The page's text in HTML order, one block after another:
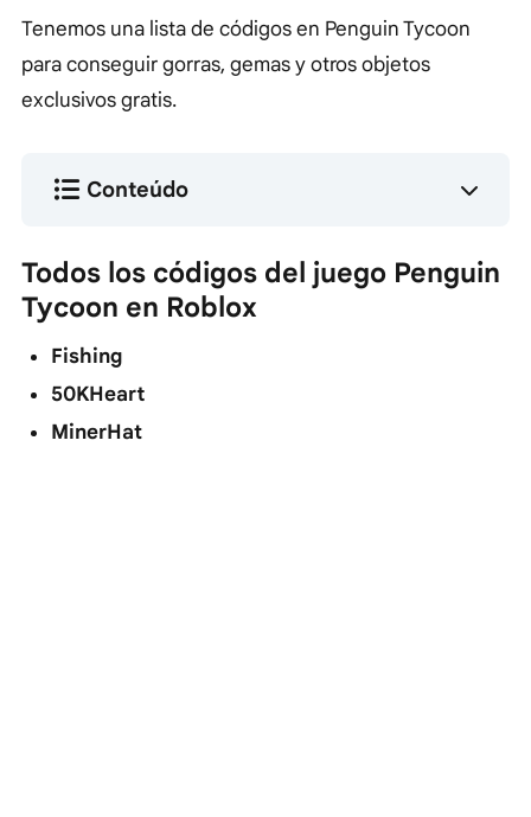
Tenemos una lista de códigos en Penguin Tycoon
para conseguir gorras, gemas y otros objetos
exclusivos gratis.
Conteúdo
Todos los códigos del juego Penguin
Tycoon en Roblox
Fishing
50KHeart
MinerHat